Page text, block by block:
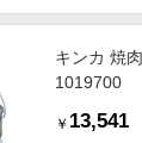
キンカ 焼
1019700
￥ 13,541